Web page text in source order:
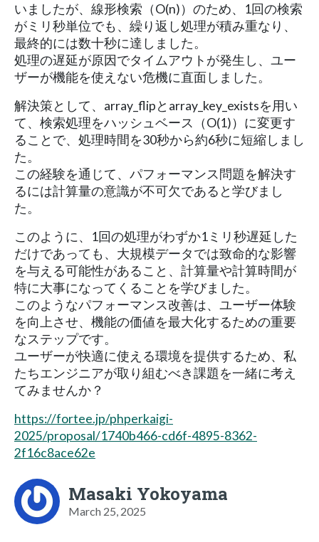
いましたが、線形検索（O(n)）のため、1回の検索
がミリ秒単位でも、繰り返し処理が積み重なり、
最終的には数十秒に達しました。
処理の遅延が原因でタイムアウトが発生し、ユー
ザーが機能を使えない危機に直面しました。
解決策として、array_flipとarray_key_existsを用い
て、検索処理をハッシュベース（O(1)）に変更す
ることで、処理時間を30秒から約6秒に短縮しまし
た。
この経験を通じて、パフォーマンス問題を解決す
るには計算量の意識が不可欠であると学びまし
た。
このように、1回の処理がわずか1ミリ秒遅延した
だけであっても、大規模データでは致命的な影響
を与える可能性があること、計算量や計算時間が
特に大事になってくることを学びました。
このようなパフォーマンス改善は、ユーザー体験
を向上させ、機能の価値を最大化するための重要
なステップです。
ユーザーが快適に使える環境を提供するため、私
たちエンジニアが取り組むべき課題を一緒に考え
てみませんか？
https://fortee.jp/phperkaigi-
2025/proposal/1740b466-cd6f-4895-8362-
2f16c8ace62e
Masaki Yokoyama
March 25, 2025